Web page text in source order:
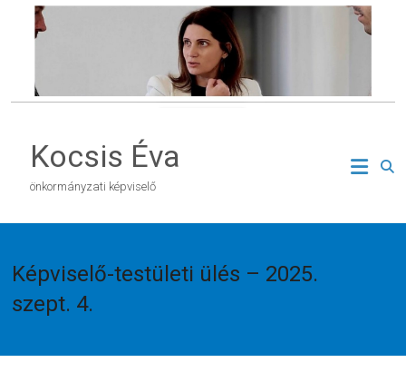
Kocsis Éva
önkormányzati képviselő
Képviselő-testületi ülés – 2025.
szept. 4.